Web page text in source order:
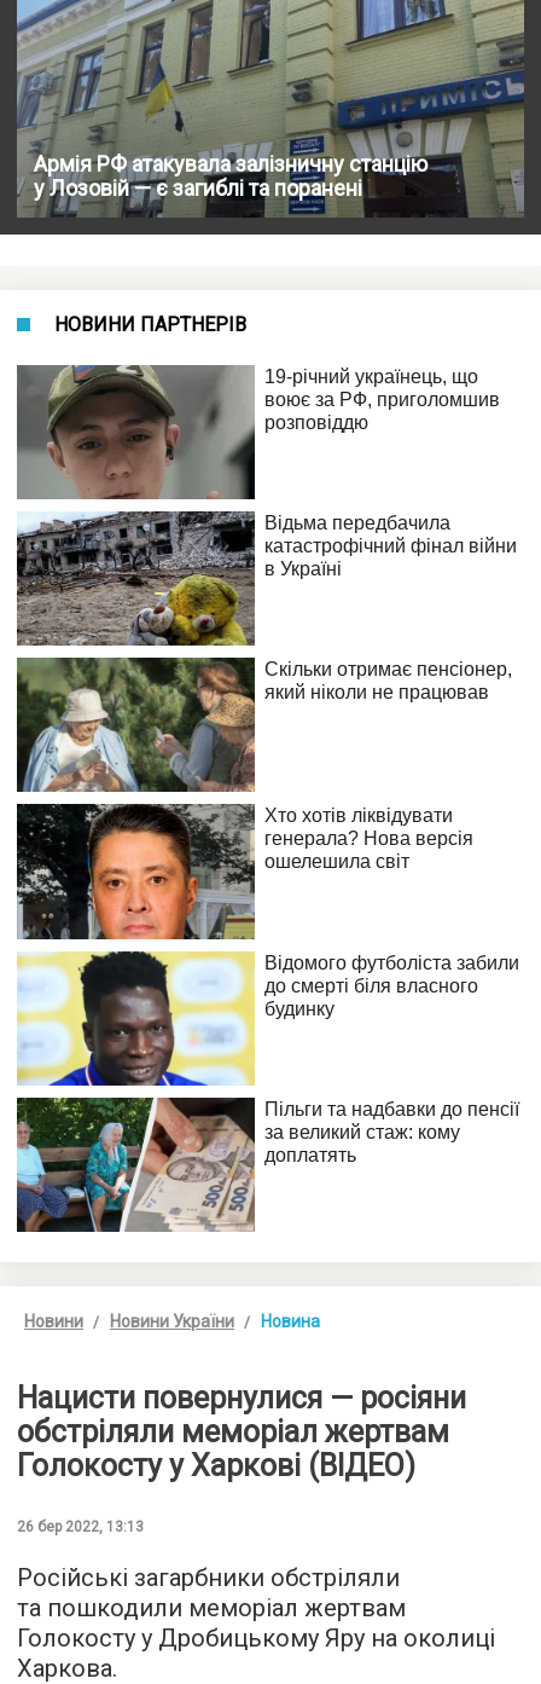
Армія РФ атакувала залізничну станцію
у Лозовій — є загиблі та поранені
НОВИНИ ПАРТНЕРІВ
Новини Новини України Новина
Нацисти повернулися — росіяни
обстріляли меморіал жертвам
Голокосту у Харкові (ВІДЕО)
26 бер 2022, 13:13
Російські загарбники обстріляли
та пошкодили меморіал жертвам
Голокосту у Дробицькому Яру на околиці
Харкова.